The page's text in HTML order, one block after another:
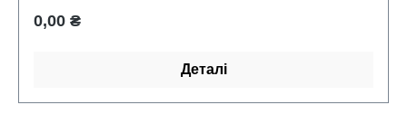
Звичайна ціна:
0,00 ₴
Деталі